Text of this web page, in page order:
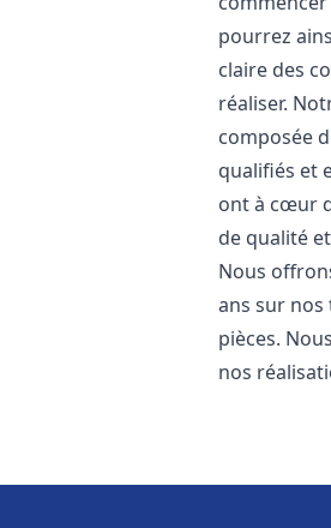
pourrez
claire des
réaliser.
composée
qualifiés et
ont à cœur
de qualité
Nous
ans sur nos
pièces.
nos